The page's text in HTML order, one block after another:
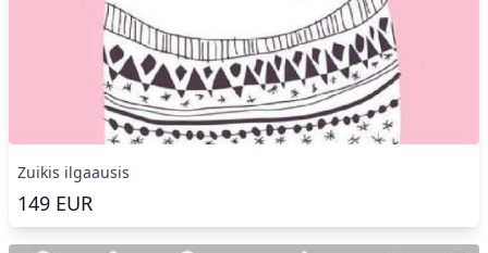
Zuikis ilgaausis
149 EUR